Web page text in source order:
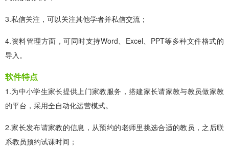
3.私信关注，可以关注其他学者并私信交流；
4.资料管理方面，可同时支持Word、Excel、PPT等多种文件格式的
导入。
软件特点
1.为中小学生家长提供上门家教服务，搭建家长请家教与教员做家教
的平台，采用全自动化运营模式。
2.家长发布请家教的信息，从预约的老师里挑选合适的教员，之后联
系教员预约试课时间；